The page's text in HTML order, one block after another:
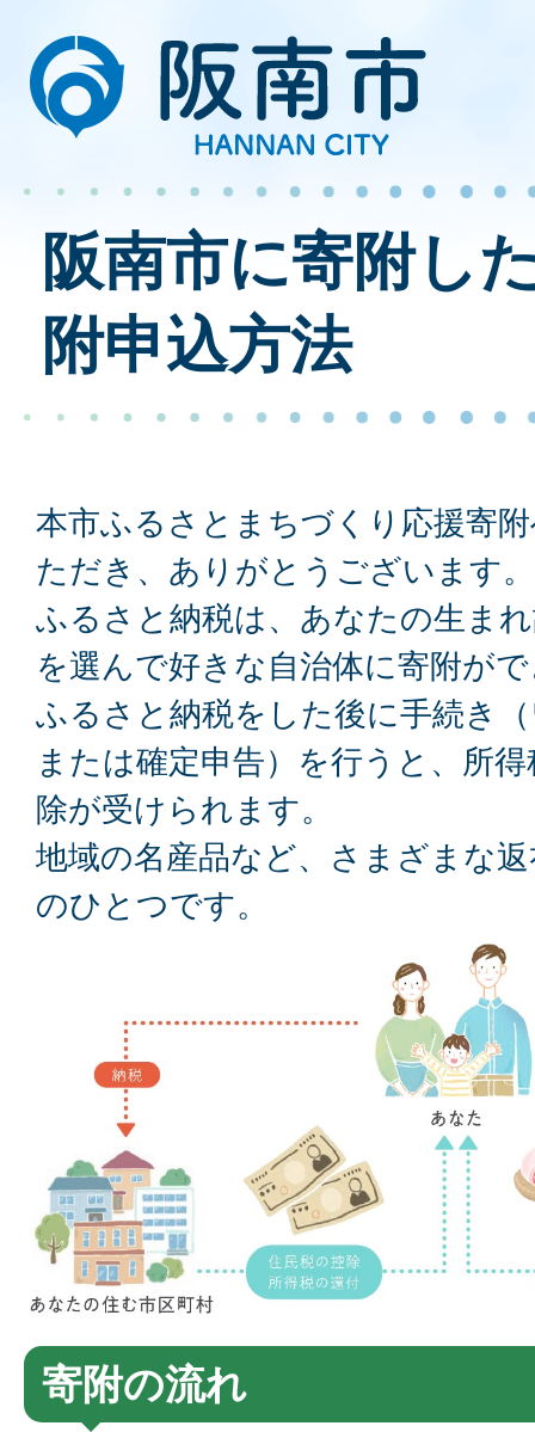
阪南市に寄附し
附申込方法
本市ふるさとまちづくり応援寄
ただき、ありがとうございます。
ふるさと納税は、あなたの生ま
を選んで好きな自治体に寄附が
ふるさと納税をした後に手続き
または確定申告）を行うと、所
除が受けられます。
地域の名産品など、さまざまな
のひとつです。
寄附の流れ